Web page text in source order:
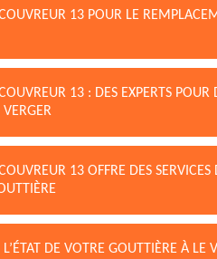
13 POUR LE
13 : DES EXPERTS
VERGER
13 OFFRE DES
DE VOTRE GOUTTIÈRE À LE